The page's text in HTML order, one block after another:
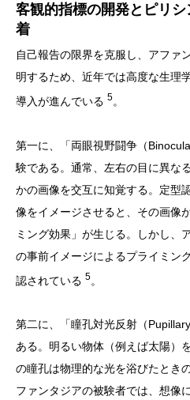
客観的指標の開発とピリ
着
自己報告の限界を克服し、アファ
明するため、近年では高度な生理
導入が進んでいる 5。
第一に、「両眼視野闘争（
験である。通常、左右の目に異な
かの画像を交互に知覚する。定型
像をイメージさせると、その画像
ミング効果」が生じる。しかし、
の事前イメージによるプライミン
認されている 5。
第二に、「瞳孔対光反射（
ある。明るい物体（例えば太陽）
の瞳孔は物理的な光を浴びたとき
ファンタジアの被験者では、想像